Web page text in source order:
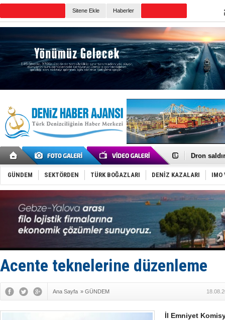
Sitene Ekle Haberler
Gemi
Dron
'REGAL 1'
Gemide 5
Yakıt
Rus
Tatil
Rusya,
Enejota
Denizcilik
Taksi
GÜNDEM SEKTÖRDEN TÜRK BOĞAZLARI DENİZ KAZALARI IMO
Acente teknelerine düzenleme
Ana Sayfa » GÜNDEM
İl Emniyet